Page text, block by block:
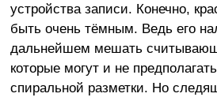
устройства записи. Конечно,
быть очень тёмным. Ведь его
дальнейшем мешать
которые могут и не
спиральной разметки. Но